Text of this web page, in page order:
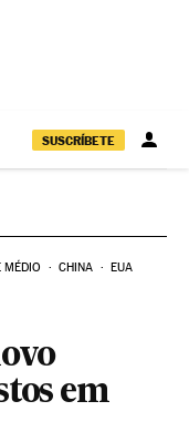
SUSCRÍBETE
MÉDIO CHINA EUA
em